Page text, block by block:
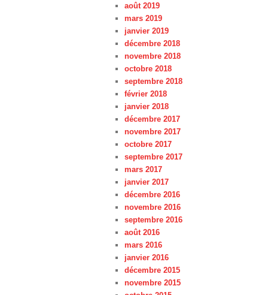
août 2019
mars 2019
janvier 2019
décembre 2018
novembre 2018
octobre 2018
septembre 2018
février 2018
janvier 2018
décembre 2017
novembre 2017
octobre 2017
septembre 2017
mars 2017
janvier 2017
décembre 2016
novembre 2016
septembre 2016
août 2016
mars 2016
janvier 2016
décembre 2015
novembre 2015